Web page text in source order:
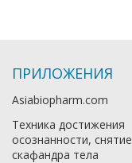
ПРИЛОЖЕНИЯ
Asiabiopharm.com
Техника достижения
осознанности, снятие
скафандра тела